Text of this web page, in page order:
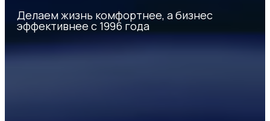
Делаем жизнь комфортнее, а бизнес
эффективнее с 1996 года